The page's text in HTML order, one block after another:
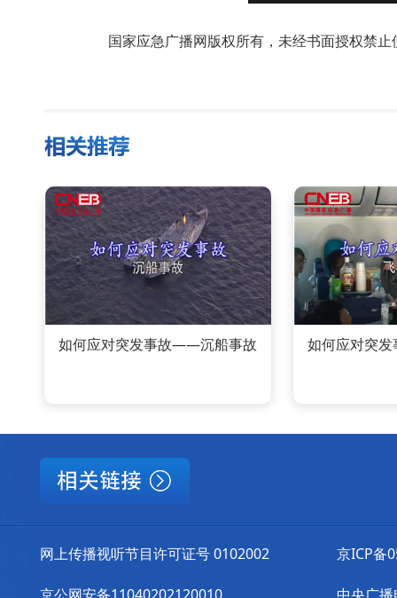
国家应急广播网版权所有，未经书面授权禁
如何应对突发事故——沉船事故 如何应对突
网上传播视听节目许可证号 0102002 京ICP备